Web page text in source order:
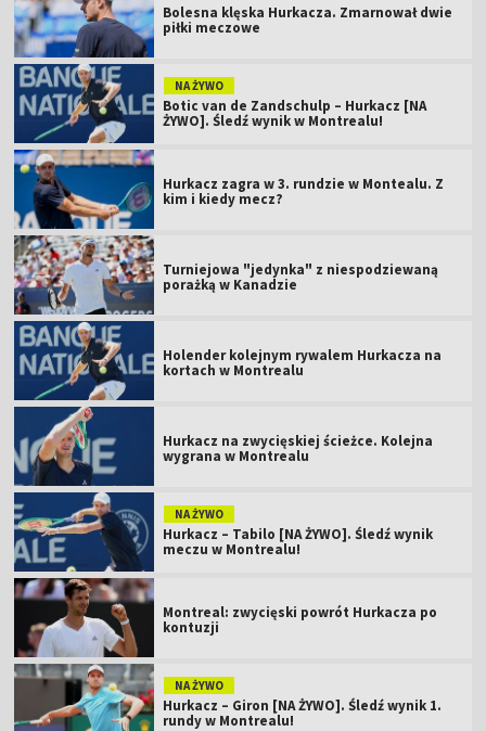
Bolesna klęska Hurkacza. Zmarnował dwie
piłki meczowe
NA ŻYWO
Botic van de Zandschulp – Hurkacz [NA
ŻYWO]. Śledź wynik w Montrealu!
Hurkacz zagra w 3. rundzie w Montealu. Z
kim i kiedy mecz?
Turniejowa "jedynka" z niespodziewaną
porażką w Kanadzie
Holender kolejnym rywalem Hurkacza na
kortach w Montrealu
Hurkacz na zwycięskiej ścieżce. Kolejna
wygrana w Montrealu
NA ŻYWO
Hurkacz – Tabilo [NA ŻYWO]. Śledź wynik
meczu w Montrealu!
Montreal: zwycięski powrót Hurkacza po
kontuzji
NA ŻYWO
Hurkacz – Giron [NA ŻYWO]. Śledź wynik 1.
rundy w Montrealu!